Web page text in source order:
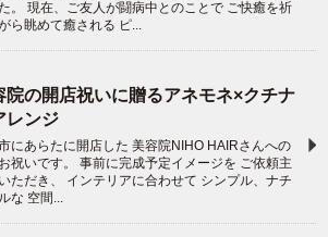
。 現在、ご友人が闘病中とのことで ご快癒を祈
ら眺めて癒される ピ...
院の開店祝いに贈るアネモネ×クチナ
レンジ
にあらたに開店した 美容院NIHO HAIRさんへの
祝いです。 事前に完成予定イメージを ご依頼主
ただき、 インテリアに合わせて シンプル、ナチ
な 空間...